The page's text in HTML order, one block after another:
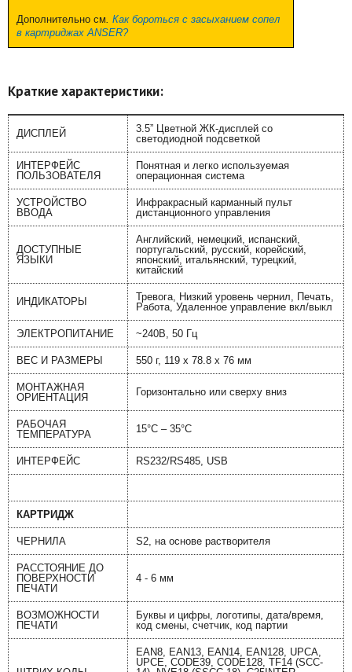
Дополнительно см. Как бороться с засыханием сопел
в картриджах ANSER?
Краткие характеристики:
ДИСПЛЕЙ
3.5” Цветной ЖК-дисплей со
светодиодной подсветкой
ИНТЕРФЕЙС
ПОЛЬЗОВАТЕЛЯ
Понятная и легко используемая
операционная система
УСТРОЙСТВО
ВВОДА
Инфракрасный карманный пульт
дистанционного управления
ДОСТУПНЫЕ
ЯЗЫКИ
Английский, немецкий, испанский,
португальский, русский, корейский,
японский, итальянский, турецкий,
китайский
ИНДИКАТОРЫ
Тревога, Низкий уровень чернил, Печать,
Работа, Удаленное управление вкл/выкл
ЭЛЕКТРОПИТАНИЕ ~240В, 50 Гц
ВЕС И РАЗМЕРЫ 550 г, 119 х 78.8 x 76 мм
МОНТАЖНАЯ
ОРИЕНТАЦИЯ
Горизонтально или сверху вниз
РАБОЧАЯ
ТЕМПЕРАТУРА
15°C – 35°C
ИНТЕРФЕЙС RS232/RS485, USB
КАРТРИДЖ
ЧЕРНИЛА S2, на основе растворителя
РАССТОЯНИЕ ДО
ПОВЕРХНОСТИ
ПЕЧАТИ
4 - 6 мм
ВОЗМОЖНОСТИ
ПЕЧАТИ
Буквы и цифры, логотипы, дата/время,
код смены, счетчик, код партии
EAN8, EAN13, EAN14, EAN128, UPCA,
UPCE, CODE39, CODE128, TF14 (SCC-